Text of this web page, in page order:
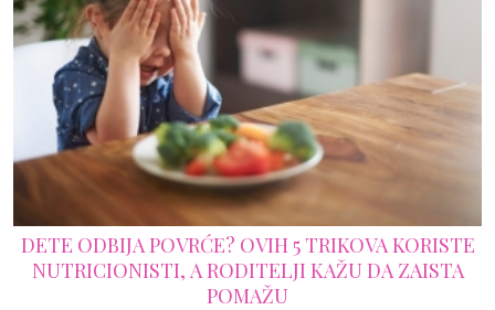
DETE ODBIJA POVRĆE? OVIH 5 TRIKOVA KORISTE
NUTRICIONISTI, A RODITELJI KAŽU DA ZAISTA
POMAŽU